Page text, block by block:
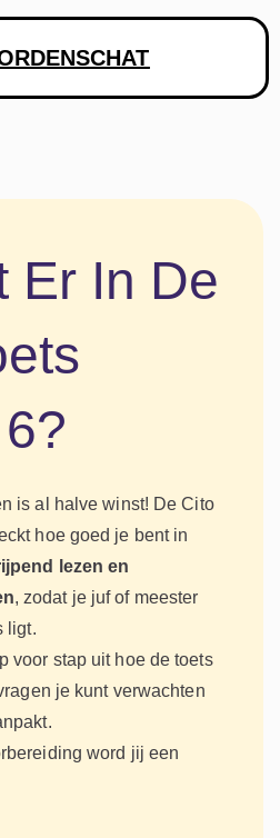
Er In De
is al halve winst! De Cito
hoe goed je bent in
lezen en
, zodat je juf of meester
ligt.
voor stap uit hoe de toets
je kunt verwachten
word jij een